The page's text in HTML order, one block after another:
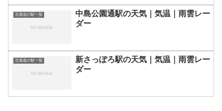
北海道の駅一覧
中島公園通駅の天気｜気温｜雨雲レー
ダー
北海道の駅一覧
新さっぽろ駅の天気｜気温｜雨雲レー
ダー